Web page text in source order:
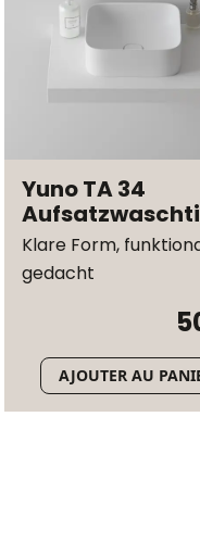
Yuno TA 34
Klare Form,
gedacht
AJOUTER AU